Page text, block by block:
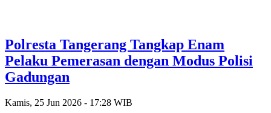
Polresta Tangerang Tangkap Enam
Pelaku Pemerasan dengan Modus Polisi
Gadungan
Kamis, 25 Jun 2026 - 17:28 WIB